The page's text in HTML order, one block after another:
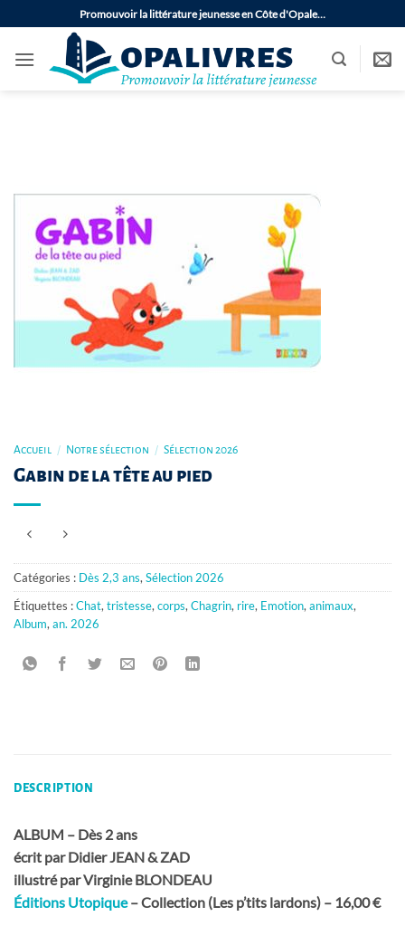
au
contenu
Promouvoir la littérature jeunesse en Côte d'Opale…
Accueil / Notre sélection / Sélection 2026
Gabin de la tête au pied
Catégories : Dès 2,3 ans,Sélection 2026
Étiquettes :Chat,tristesse,corps,Chagrin, rire, Emotion,animaux,
Album,an. 2026
DESCRIPTION
ALBUM – Dès 2 ans
écrit par Didier JEAN & ZAD
illustré par Virginie BLONDEAU
Éditions Utopique– Collection (Les p’tits lardons) – 16,00 €